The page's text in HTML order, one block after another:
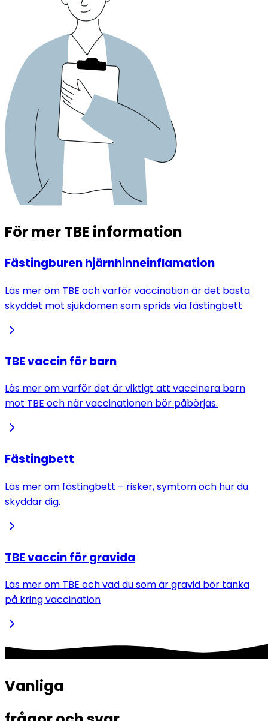
För mer TBE information
Fästingburen hjärnhinneinflamation
Läs mer om TBE och varför vaccination är det bästa
skyddet mot sjukdomen som sprids via fästingbett
TBE vaccin för barn
Läs mer om varför det är viktigt att vaccinera barn
mot TBE och när vaccinationen bör påbörjas.
Fästingbett
Läs mer om fästingbett – risker, symtom och hur du
skyddar dig.
TBE vaccin för gravida
Läs mer om TBE och vad du som är gravid bör tänka
på kring vaccination
Vanliga